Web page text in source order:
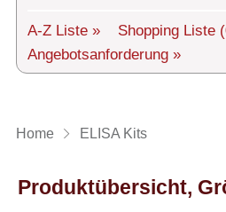
Über uns
Service
English
A-Z Liste » Shopping Liste
Angebotsanforderung »
Home ELISA Kits
Produktübersicht,